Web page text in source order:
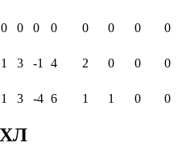
0 0 0 0 0 0 0 0
1 3 -1 4 2 0 0 0
1 3 -4 6 1 1 0 0